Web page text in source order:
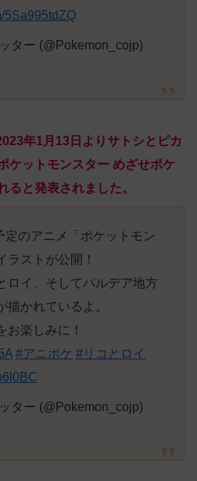
5Sa995tdZQ
ター (@Pokemon_cojp)
年1月13日よりサトシとピカ
ケットモンスター めざせポケ
ると発表されました。
定のアニメ「ポケットモン
ラストが公開！
ロイ、そしてパルデア地方
描かれているよ。
お楽しみに！
#アニポケ #リコとロイ
ター (@Pokemon_cojp)